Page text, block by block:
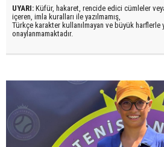
UYARI: Küfür, hakaret, rencide edici cümleler
içeren, imla kuralları ile yazılmamış,
Türkçe karakter kullanılmayan ve büyük harflerle
onaylanmamaktadır.